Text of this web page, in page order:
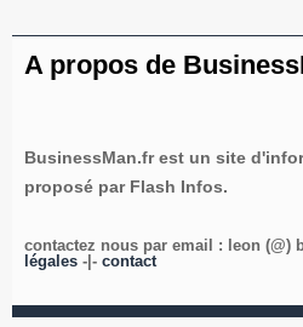
A propos de
BusinessMan.fr est un site
proposé par Flash Infos.
contactez nous par email : leon (@)
légales -|- contact